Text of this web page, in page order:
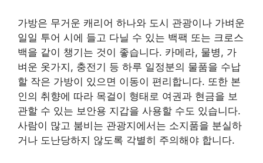
가방은 무거운 캐리어 하나와 도시 관광이나 가벼운
일일 투어 시에 들고 다닐 수 있는 백팩 또는 크로스
백을 같이 챙기는 것이 좋습니다. 카메라, 물병, 가
벼운 옷가지, 충전기 등 하루 일정분의 물품을 수납
할 작은 가방이 있으면 이동이 편리합니다. 또한 본
인의 취향에 따라 목걸이 형태로 여권과 현금을 보
관할 수 있는 보안용 지갑을 사용할 수도 있습니다.
사람이 많고 붐비는 관광지에서는 소지품을 분실하
거나 도난당하지 않도록 각별히 주의해야 합니다.